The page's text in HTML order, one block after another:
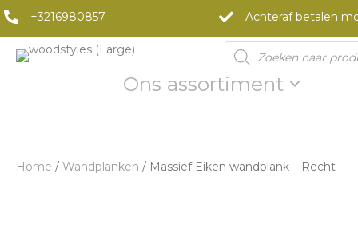
+3216980857 Achteraf betalen
Products
search
Ons assortiment
Home / Wandplanken / Massief Eiken wandplank – Recht